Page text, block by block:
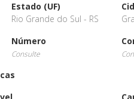
Estado (UF)
Rio Grande do Sul - RS
Número
Consulte